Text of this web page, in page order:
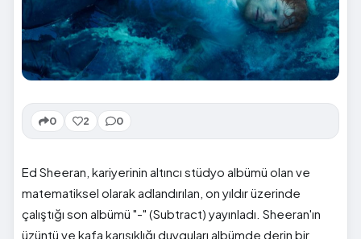
0 2 0
Ed Sheeran, kariyerinin altıncı stüdyo albümü olan ve
matematiksel olarak adlandırılan, on yıldır üzerinde
çalıştığı son albümü "-" (Subtract) yayınladı. Sheeran'ın
üzüntü ve kafa karışıklığı duyguları albümde derin bir